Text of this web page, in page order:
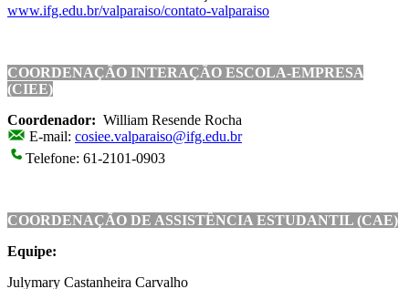
www.ifg.edu.br/valparaiso/contato-valparaiso
COORDENAÇÃO INTERAÇÃO ESCOLA-EMPRESA
(CIEE)
Coordenador: William Resende Rocha
E-mail: cosiee.valparaiso@ifg.edu.br
Telefone: 61-2101-0903
COORDENAÇÃO DE ASSISTÊNCIA ESTUDANTIL (CAE)
Equipe:
Julymary Castanheira Carvalho